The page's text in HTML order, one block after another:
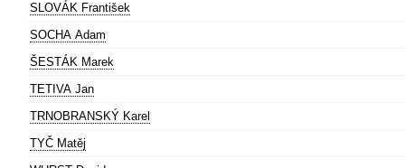
SLOVÁK František
SOCHA Adam
ŠESTÁK Marek
TETIVA Jan
TRNOBRANSKÝ Karel
TYČ Matěj